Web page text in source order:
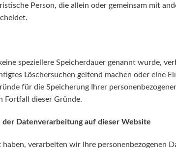
Person, die allein oder gemeinsam mit
speziellere Speicherdauer genannt wurde,
Löschersuchen geltend machen oder
für die Speicherung Ihrer
Fortfall dieser Gründe.
Datenverarbeitung auf dieser Website
verarbeiten wir Ihre personenbezogenen